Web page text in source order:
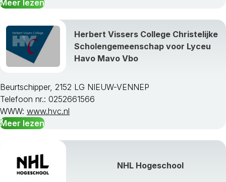
Wijdemeren
Zaanstad
Zandvoort
Zeevang
Zijpe
Meer lezen
Herbert Vissers College Christelijke
Scholengemeenschap voor Lyceu
Havo Mavo Vbo
Beurtschipper, 2152 LG NIEUW-VENNEP
Telefoon nr.: 0252661566
WWW: www.hvc.nl
Meer lezen
NHL Hogeschool